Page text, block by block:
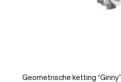
Geometrische ketting “Ginny”